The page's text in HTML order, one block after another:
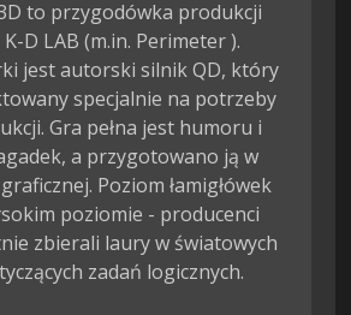
to przygodówka produkcji
D LAB (m.in. Perimeter ).
jest autorski silnik QD, który
specjalnie na potrzeby
Gra pełna jest humoru i
a przygotowano ją w
Poziom łamigłówek
poziomie - producenci
zbierali laury w światowych
zadań logicznych.